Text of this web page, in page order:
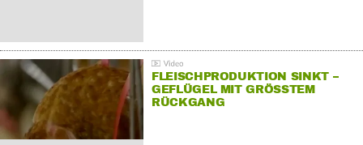
FLEISCHPRODUKTION SINKT –
GEFLÜGEL MIT GRÖSSTEM R
ÜCKGANG